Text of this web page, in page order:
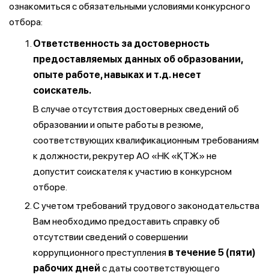
ознакомиться с обязательными условиями конкурсного
отбора:
Ответственность за достоверность
предоставляемых данных об образовании,
опыте работе, навыках и т.д. несет
соискатель.
В случае отсутствия достоверных сведений об
образовании и опыте работы в резюме,
соответствующих квалификационным требованиям
к должности, рекрутер АО «НК «ҚТЖ» не
допустит соискателя к участию в конкурсном
отборе.
С учетом требований трудового законодательства
Вам необходимо предоставить справку об
отсутствии сведений о совершении
коррупционного преступления в течение 5 (пяти)
рабочих дней с даты соответствующего